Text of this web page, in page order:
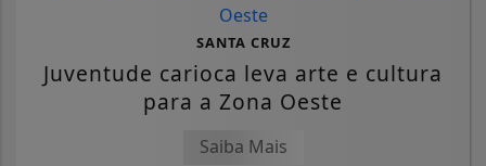
SANTA CRUZ
Juventude carioca leva arte e cultura
para a Zona Oeste
Saiba Mais